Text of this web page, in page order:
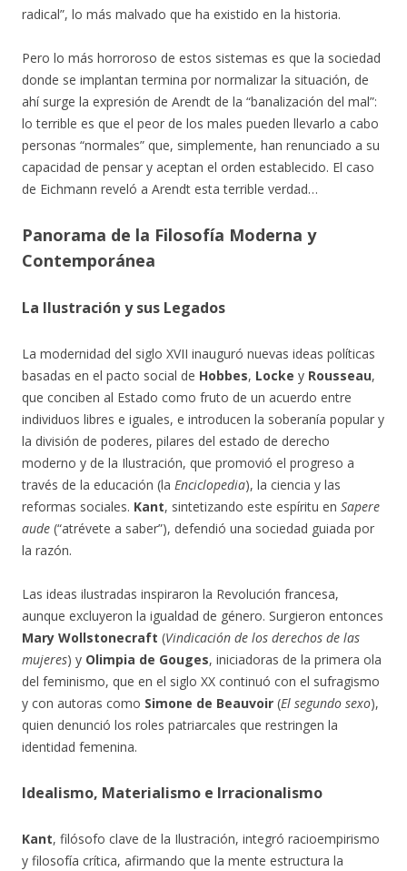
radical”, lo más malvado que ha existido en la historia.
Pero lo más horroroso de estos sistemas es que la sociedad
donde se implantan termina por normalizar la situación, de
ahí surge la expresión de Arendt de la “banalización del mal”:
lo terrible es que el peor de los males pueden llevarlo a cabo
personas “normales” que, simplemente, han renunciado a su
capacidad de pensar y aceptan el orden establecido. El caso
de Eichmann reveló a Arendt esta terrible verdad…
Panorama de la Filosofía Moderna y
Contemporánea
La Ilustración y sus Legados
La modernidad del siglo XVII inauguró nuevas ideas políticas
basadas en el pacto social de Hobbes, Locke y Rousseau,
que conciben al Estado como fruto de un acuerdo entre
individuos libres e iguales, e introducen la soberanía popular y
la división de poderes, pilares del estado de derecho
moderno y de la Ilustración, que promovió el progreso a
través de la educación (la Enciclopedia), la ciencia y las
reformas sociales. Kant, sintetizando este espíritu en Sapere
aude (“atrévete a saber”), defendió una sociedad guiada por
la razón.
Las ideas ilustradas inspiraron la Revolución francesa,
aunque excluyeron la igualdad de género. Surgieron entonces
Mary Wollstonecraft (Vindicación de los derechos de las
mujeres) y Olimpia de Gouges, iniciadoras de la primera ola
del feminismo, que en el siglo XX continuó con el sufragismo
y con autoras como Simone de Beauvoir (El segundo sexo),
quien denunció los roles patriarcales que restringen la
identidad femenina.
Idealismo, Materialismo e Irracionalismo
Kant, filósofo clave de la Ilustración, integró racioempirismo
y filosofía crítica, afirmando que la mente estructura la